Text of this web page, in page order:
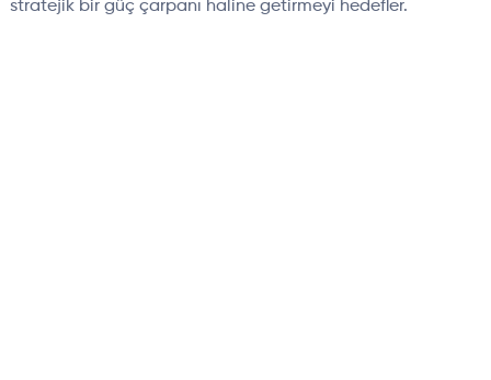
stratejik bir güç çarpanı haline getirmeyi hedefler.